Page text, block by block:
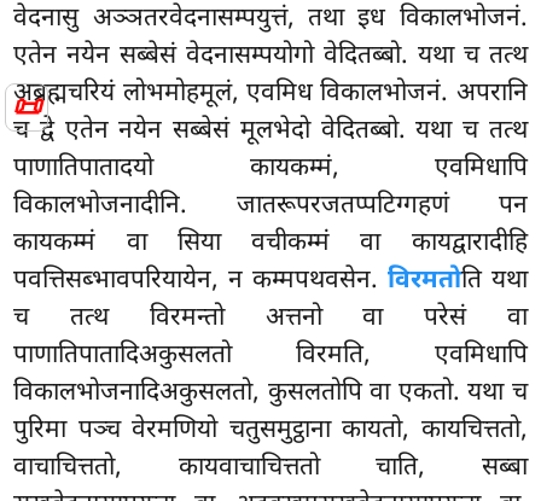
📜
वेदनासु अञ्ञतरवेदनासम्पयुत्तं, तथा इध विकालभोजनं.
एतेन नयेन सब्बेसं वेदनासम्पयोगो वेदितब्बो. यथा च तत्थ
अब्रह्मचरियं लोभमोहमूलं, एवमिध विकालभोजनं. अपरानि
च द्वे एतेन नयेन सब्बेसं मूलभेदो वेदितब्बो. यथा च तत्थ
पाणातिपातादयो कायकम्मं, एवमिधापि
विकालभोजनादीनि. जातरूपरजतप्पटिग्गहणं पन
कायकम्मं वा सिया वचीकम्मं वा कायद्वारादीहि
पवत्तिसब्भावपरियायेन, न कम्मपथवसेन. विरमतोति यथा
च तत्थ विरमन्तो अत्तनो वा परेसं वा
पाणातिपातादिअकुसलतो विरमति, एवमिधापि
विकालभोजनादिअकुसलतो, कुसलतोपि वा एकतो. यथा च
पुरिमा पञ्च वेरमणियो चतुसमुट्ठाना कायतो, कायचित्ततो,
वाचाचित्ततो, कायवाचाचित्ततो चाति, सब्बा